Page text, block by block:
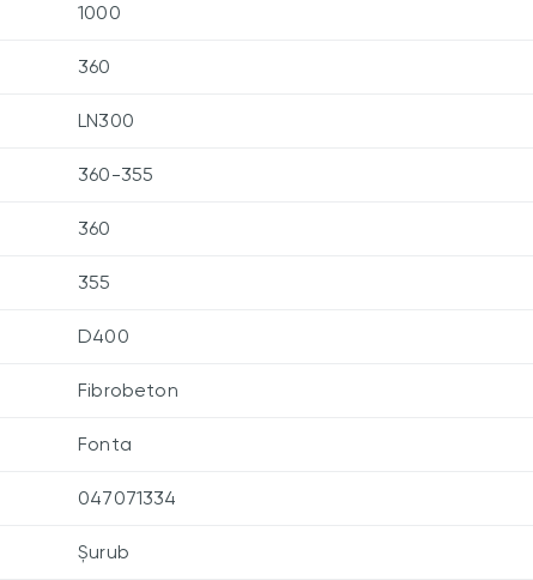
1000
360
LN300
360-355
360
355
D400
Fibrobeton
Fonta
047071334
Șurub